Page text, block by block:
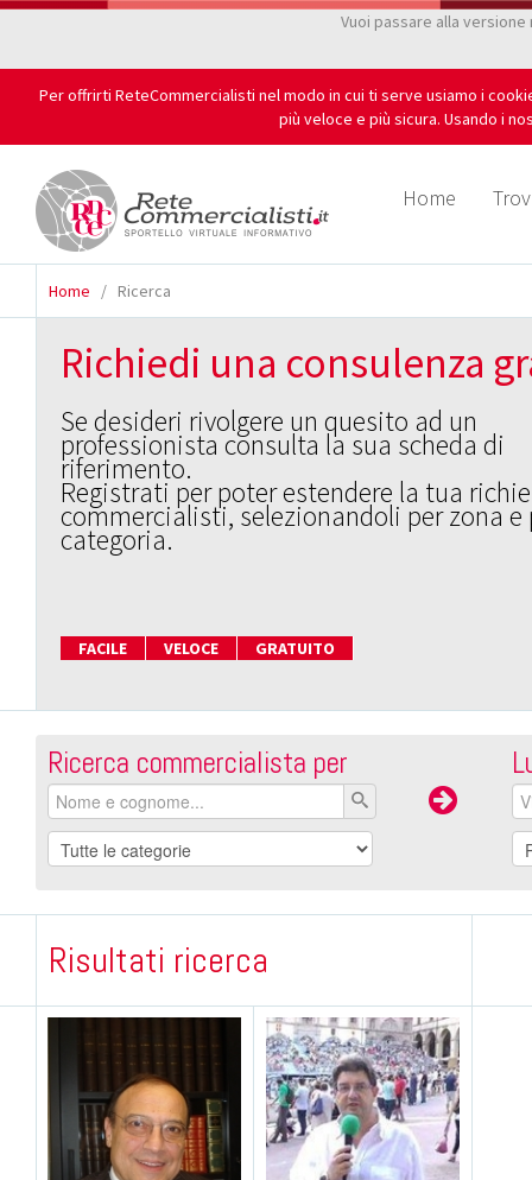
Vuoi passare alla
Per offrirti ReteCommercialisti nel modo in cui ti serve usiamo i
più veloce e più sicura. Usando i
Home
Home / Ricerca
Richiedi una consulenza
Se desideri rivolgere un quesito ad un
professionista consulta la sua scheda di
riferimento.
Registrati per poter estendere la tua
commercialisti, selezionandoli per zona e
categoria.
FACILE VELOCE GRATUITO
Ricerca commercialista per
Risultati ricerca